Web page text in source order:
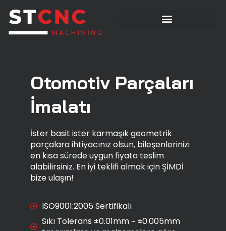
Otomotiv Parçaları
İmalatı
İster basit ister karmaşık geometrik
parçalara ihtiyacınız olsun, bileşenlerinizi
en kısa sürede uygun fiyata teslim
alabilirsiniz. En iyi teklifi almak için ŞİMDİ
bize ulaşın!
ISO9001:2005 Sertifikalı
Sıkı Tolerans ±0.01mm ~ ±0.005mm